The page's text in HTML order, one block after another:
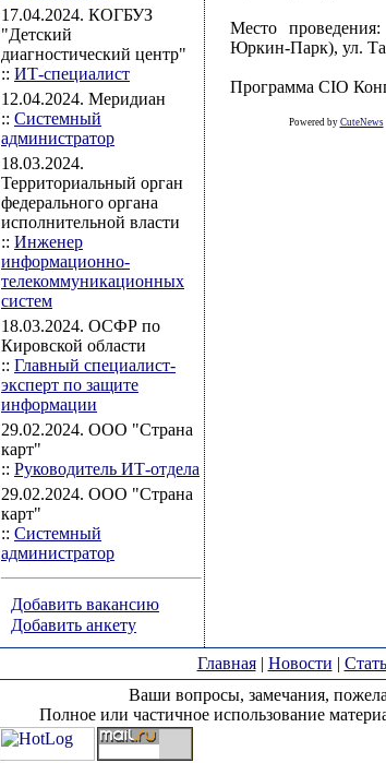
17.04.2024. КОГБУЗ
"Детский
диагностический центр"
:: ИТ-специалист
12.04.2024. Меридиан
:: Системный
администратор
18.03.2024.
Территориальный орган
федерального органа
исполнительной власти
:: Инженер
информационно-
телекоммуникационных
систем
18.03.2024. ОСФР по
Кировской области
:: Главный специалист-
эксперт по защите
информации
29.02.2024. ООО "Страна
карт"
:: Руководитель ИТ-отдела
29.02.2024. ООО "Страна
карт"
:: Системный
администратор
Добавить вакансию
Добавить анкету
Место
Юркин-Парк), ул.
Программа CIO
Powered by CuteNews
Главная| Новости |
Ваши вопросы, замечания,
Полное или частичное использование